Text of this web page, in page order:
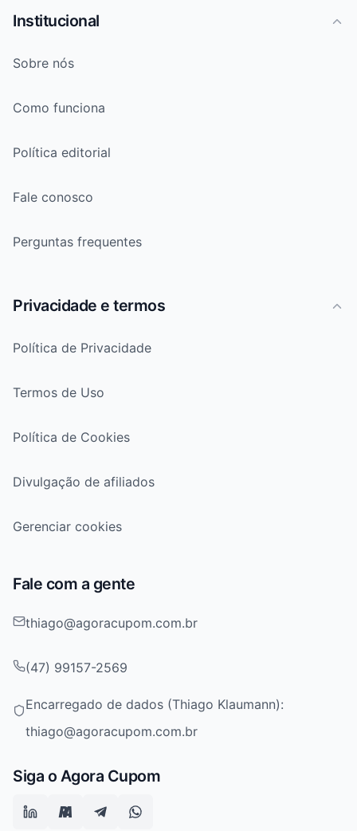
Institucional
Sobre nós
Como funciona
Política editorial
Fale conosco
Perguntas frequentes
Privacidade e termos
Política de Privacidade
Termos de Uso
Política de Cookies
Divulgação de afiliados
Gerenciar cookies
Fale com a gente
thiago@agoracupom.com.br
(47) 99157-2569
Encarregado de dados (Thiago Klaumann):
thiago@agoracupom.com.br
Siga o Agora Cupom